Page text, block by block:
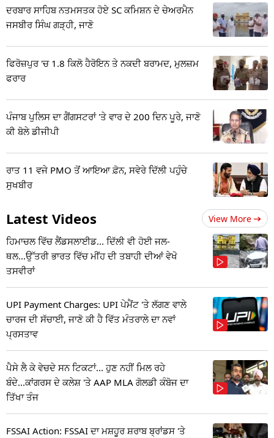
ਦਰਬਾਰ ਸਾਹਿਬ ਨਤਮਸਤਕ ਹੋਏ SC ਕਮਿਸ਼ਨ ਦੇ ਚੇਅਰਮੈਨ
ਜਸਬੀਰ ਸਿੰਘ ਗੜ੍ਹੀ, ਜਾਣੋ
ਫਿਰੋਜ਼ਪੁਰ 'ਚ 1.8 ਕਿਲੋ ਹੈਰੋਇਨ ਤੇ ਨਕਦੀ ਬਰਾਮਦ, ਮੁਲਜ਼ਮ
ਫਰਾਰ
ਪੰਜਾਬ ਪੁਲਿਸ ਦਾ ਗੈਂਗਸਟਰਾਂ 'ਤੇ ਵਾਰ ਦੇ 200 ਦਿਨ ਪੂਰੇ, ਜਾਣੋ
ਕੀ ਬੋਲੇ ਡੀਜੀਪੀ
ਰਾਤ 11 ਵਜੇ PMO ਤੋਂ ਆਇਆ ਫ਼ੋਨ, ਸਵੇਰੇ ਦਿੱਲੀ ਪਹੁੰਚੇ
ਸੁਖਬੀਰ
Latest Videos View More
ਹਿਮਾਚਲ ਵਿੱਚ ਲੈਂਡਸਲਾਈਡ... ਦਿੱਲੀ ਵੀ ਹੋਈ ਜਲ-
ਥਲ...ਉੱਤਰੀ ਭਾਰਤ ਵਿੱਚ ਮੀਂਹ ਦੀ ਤਬਾਹੀ ਦੀਆਂ ਵੇਖੋ
ਤਸਵੀਰਾਂ
UPI Payment Charges: UPI ਪੇਮੈਂਟ 'ਤੇ ਲੱਗਣ ਵਾਲੇ
ਚਾਰਜ ਦੀ ਸੱਚਾਈ, ਜਾਣੋ ਕੀ ਹੈ ਵਿੱਤ ਮੰਤਰਾਲੇ ਦਾ ਨਵਾਂ
ਪ੍ਰਸਤਾਵ
ਪੈਸੇ ਲੈ ਕੇ ਵੇਚਦੇ ਸਨ ਟਿਕਟਾਂ... ਹੁਣ ਨਹੀਂ ਮਿਲ ਰਹੇ
ਬੰਦੇ...ਕਾਂਗਰਸ ਦੇ ਕਲੇਸ਼ 'ਤੇ AAP MLA ਗੋਲਡੀ ਕੰਬੋਜ ਦਾ
ਤਿੱਖਾ ਤੰਜ
FSSAI Action: FSSAI ਦਾ ਮਸ਼ਹੂਰ ਸ਼ਰਾਬ ਬ੍ਰਾਂਡਸ 'ਤੇ